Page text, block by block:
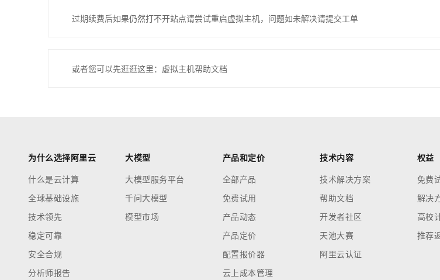
过期续费后如果仍然打不开站点请尝试重启虚拟主机，问题如未解决请提交工单
或者您可以先逛逛这里：虚拟主机帮助文档